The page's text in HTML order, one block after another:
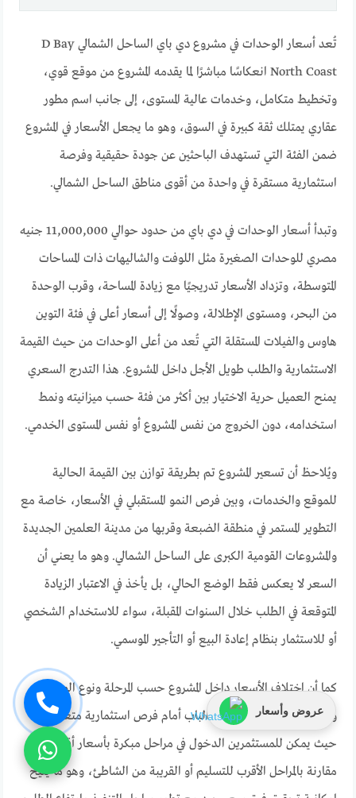
تُعد أسعار الوحدات في مشروع دي باي الساحل الشمالي D Bay
North Coast انعكاسًا مباشرًا لما يقدمه المشروع من موقع قوي،
وتخطيط متكامل، وخدمات عالية المستوى، إلى جانب اسم مطور
عقاري يمتلك ثقة كبيرة في السوق، وهو ما يجعل الأسعار في المشروع
ضمن الفئة التي تستهدف الباحثين عن جودة حقيقية وفرصة
استثمارية مستقرة في واحدة من أقوى مناطق الساحل الشمالي.
وتبدأ أسعار الوحدات في دي باي من حدود حوالي 11,000,000 جنيه
مصري للوحدات الصغيرة مثل اللوفت والشاليهات ذات المساحات
المتوسطة، وتزداد الأسعار تدريجيًا مع زيادة المساحة، وقرب الوحدة
من البحر، ومستوى الإطلالة، وصولًا إلى أسعار أعلى في فئة التوين
هاوس والفيلات المستقلة التي تُعد من أعلى الوحدات من حيث القيمة
الاستثمارية والطلب طويل الأجل داخل المشروع. هذا التدرج السعري
يمنح العميل حرية الاختيار بين أكثر من فئة حسب ميزانيته ونمط
استخدامه، دون الخروج من نفس المشروع أو نفس المستوى الخدمي.
ويُلاحظ أن تسعير المشروع تم بطريقة توازن بين القيمة الحالية
للموقع والخدمات، وبين فرص النمو المستقبلي في الأسعار، خاصة مع
التطوير المستمر في منطقة الضبعة وقربها من مدينة العلمين الجديدة
والمشروعات القومية الكبرى على الساحل الشمالي. وهو ما يعني أن
السعر لا يعكس فقط الوضع الحالي، بل يأخذ في الاعتبار الزيادة
المتوقعة في الطلب خلال السنوات المقبلة، سواء للاستخدام الشخصي
أو للاستثمار بنظام إعادة البيع أو التأجير الموسمي.
كما أن اختلاف الأسعار داخل المشروع حسب المرحلة ونوع الوحدة
وموقعها داخل القرية يفتح الباب أمام فرص استثمارية متعددة،
حيث يمكن للمستثمرين الدخول في مراحل مبكرة بأسعار أقل نسبيًا
مقارنة بالمراحل الأقرب للتسليم أو القريبة من الشاطئ، وهو ما يتيح
عروض وأسعار